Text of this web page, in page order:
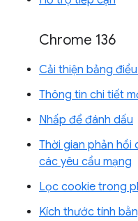
Chrome 136
Cải thiện bảng
Thông tin chi tiết
Nhấp để đánh dấu
Thời gian phản hồi
các yêu cầu mạng
Lọc cookie trong
Kích thước tính